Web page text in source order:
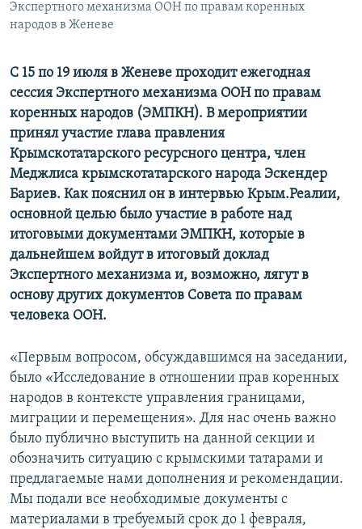
Экспертного механизма ООН по правам коренных
народов в Женеве
С 15 по 19 июля в Женеве проходит ежегодная
сессия Экспертного механизма ООН по правам
коренных народов (ЭМПКН). В мероприятии
принял участие глава правления
Крымскотатарского ресурсного центра, член
Меджлиса крымскотатарского народа Эскендер
Бариев. Как пояснил он в интервью Крым.Реалии,
основной целью было участие в работе над
итоговыми документами ЭМПКН, которые в
дальнейшем войдут в итоговый доклад
Экспертного механизма и, возможно, лягут в
основу других документов Совета по правам
человека ООН.
«Первым вопросом, обсуждавшимся на заседании,
было «Исследование в отношении прав коренных
народов в контексте управления границами,
миграции и перемещения». Для нас очень важно
было публично выступить на данной секции и
обозначить ситуацию с крымскими татарами и
предлагаемые нами дополнения и рекомендации.
Мы подали все необходимые документы с
материалами в требуемый срок до 1 февраля,